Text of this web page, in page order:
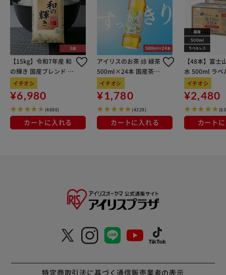
【15kg】令和7年産 和
の輝き 国産ブレンド 5
kg×3袋
イチオシ
¥6,980
(4690)
カートに入れる
アイリスのお茶 綠 緑茶
500ml×24本 国産茶葉
100％使用
イチオシ
¥1,780
(4329)
カートに入れる
【48本】富士
水 500ml ラベ
イチオシ
¥2,480
カート
特定商取引法に基づく通信販売業者の表示